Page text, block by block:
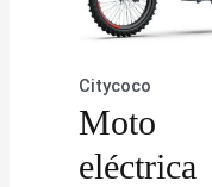
Citycoco
Moto
eléctrica